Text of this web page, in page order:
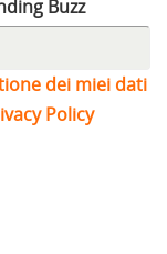
Buzz
dei miei dati
Policy